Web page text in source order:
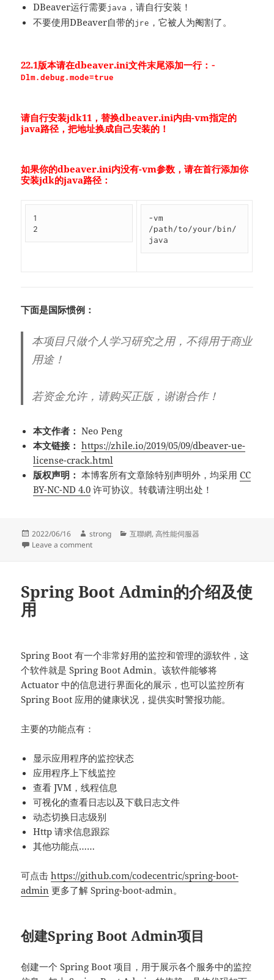
DBeaver运行需要java ，请自行安装！
不要使用DBeaver自带的jre ，它被人为阉割了。
22.1版本请在dbeaver.ini文件末尾添加一行： -
Dlm.debug.mode=true
请自行安装jdk11，替换dbeaver.ini内由-vm指定的
java路径，把地址换成自己安装的！
如果你的dbeaver.ini内没有-vm参数，请在首行添加你
安装jdk的java路径：
1
2
-vm
/path/to/your/bin/
java
下面是国际惯例：
本项目只做个人学习研究之用，不得用于商业
用途！
若资金允许，请购买正版，谢谢合作！
本文作者： Neo Peng
本文链接： https://zhile.io/2019/05/09/dbeaver-ue-
license-crack.html
版权声明：本博客所有文章除特别声明外，均采用CC
BY-NC-ND 4.0 许可协议。转载请注明出处！
Posted
on
2022/06/16 Author
strong Categories
互聯網,高性能伺服器
Leave a commenton DBeaver Ultimate 22.1 旗舰版激活方法
Spring Boot Admin的介绍及使
用
Spring Boot 有一个非常好用的监控和管理的源软件，这
个软件就是 Spring Boot Admin。该软件能够将
Actuator 中的信息进行界面化的展示，也可以监控所有
Spring Boot 应用的健康状况，提供实时警报功能。
主要的功能点有：
显示应用程序的监控状态
应用程序上下线监控
查看 JVM，线程信息
可视化的查看日志以及下载日志文件
动态切换日志级别
Http 请求信息跟踪
其他功能点……
可点击https://github.com/codecentric/spring-boot-
admin 更多了解 Spring-boot-admin。
创建Spring Boot Admin项目
创建一个 Spring Boot 项目，用于展示各个服务中的监控